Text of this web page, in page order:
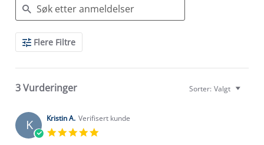
Search
ReviewsFlere Filtre
3 Vurderinger Sorter: Valgt
K Kristin A. Verifisert kunde